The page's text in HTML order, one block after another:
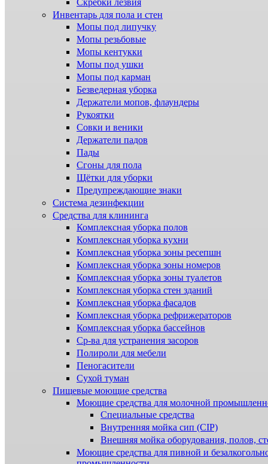
Скребки лезвия
Инвентарь для пола и стен
Мопы под липучку
Мопы резьбовые
Мопы кентукки
Мопы под ушки
Мопы под карман
Безведерная уборка
Держатели мопов, флаундеры
Рукоятки
Совки и веники
Держатели падов
Пады
Сгоны для пола
Щётки для уборки
Предупреждающие знаки
Система дезинфекции
Cредства для клининга
Комплексная уборка полов
Комплексная уборка кухни
Комплексная уборка зоны ресепшн
Комплексная уборка зоны номеров
Комплексная уборка зоны туалетов
Комплексная уборка стен зданий
Комплексная уборка фасадов
Комплексная уборка рефрижераторов
Комплексная уборка бассейнов
Ср-ва для устранения засоров
Полироли для мебели
Пеногасители
Сухой туман
Пищевые моющие средства
Моющие средства для молочной
Специальные средства
Внутренняя мойка сип (CIP)
Внешняя мойка оборудования, полов,
Моющие средства для пивной и